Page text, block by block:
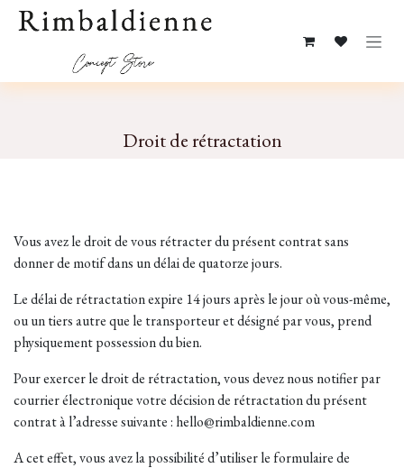
Se rendre au contenu
Droit de rétractation
Vous avez le droit de vous rétracter du présent contrat sans
donner de motif dans un délai de quatorze jours.
Le délai de rétractation expire 14 jours après le jour où vous-même,
ou un tiers autre que le transporteur et désigné par vous, prend
physiquement possession du bien.
Pour exercer le droit de rétractation, vous devez nous notifier par
courrier électronique votre décision de rétractation du présent
contrat à l’adresse suivante : hello@rimbaldienne.com
A cet effet, vous avez la possibilité d’utiliser le formulaire de